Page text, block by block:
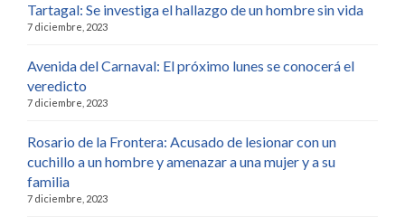
Tartagal: Se investiga el hallazgo de un hombre sin vida
7 diciembre, 2023
Avenida del Carnaval: El próximo lunes se conocerá el
veredicto
7 diciembre, 2023
Rosario de la Frontera: Acusado de lesionar con un
cuchillo a un hombre y amenazar a una mujer y a su
familia
7 diciembre, 2023